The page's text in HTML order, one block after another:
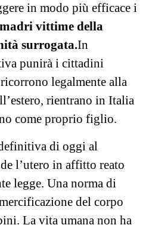
in modo più efficace i
vittime della
surrogata.In
punirà i cittadini
legalmente alla
rientrano in Italia
come proprio figlio.
di oggi al
l’utero in affitto reato
legge. Una norma di
del corpo
La vita umana non ha